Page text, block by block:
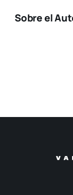
Sobre el